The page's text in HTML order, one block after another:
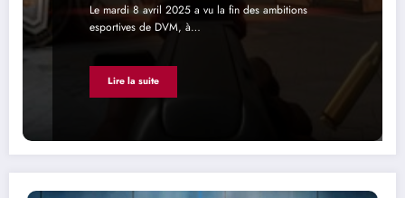
Le mardi 8 avril 2025 a vu la fin des ambitions
esportives de DVM, à…
Lire la suite